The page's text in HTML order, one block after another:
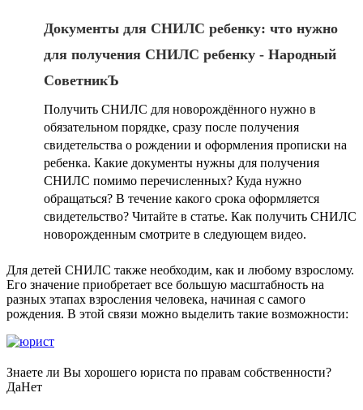
Документы для СНИЛС ребенку: что нужно
для получения СНИЛС ребенку - Народный
СоветникЪ
Получить СНИЛС для новорождённого нужно в
обязательном порядке, сразу после получения
свидетельства о рождении и оформления прописки на
ребенка. Какие документы нужны для получения
СНИЛС помимо перечисленных? Куда нужно
обращаться? В течение какого срока оформляется
свидетельство? Читайте в статье. Как получить СНИЛС
новорожденным смотрите в следующем видео.
Для детей СНИЛС также необходим, как и любому взрослому.
Его значение приобретает все большую масштабность на
разных этапах взросления человека, начиная с самого
рождения. В этой связи можно выделить такие возможности:
Знаете ли Вы хорошего юриста по правам собственности?
ДаНет